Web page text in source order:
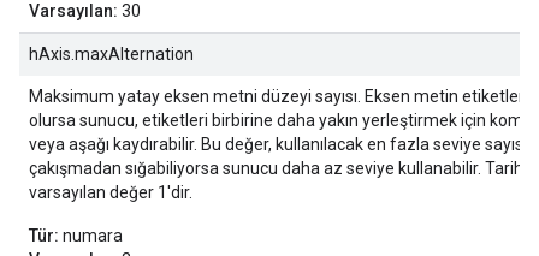
Varsayılan: 30
hAxis.maxAlternation
Maksimum yatay eksen metni düzeyi sayısı. Eksen metin etiketleri
olursa sunucu, etiketleri birbirine daha yakın yerleştirmek için
veya aşağı kaydırabilir. Bu değer, kullanılacak en fazla seviye
çakışmadan sığabiliyorsa sunucu daha az seviye kullanabilir. Tarih
varsayılan değer 1'dir.
Tür: numara